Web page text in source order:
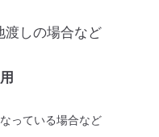
渡しの場合など
っている場合など